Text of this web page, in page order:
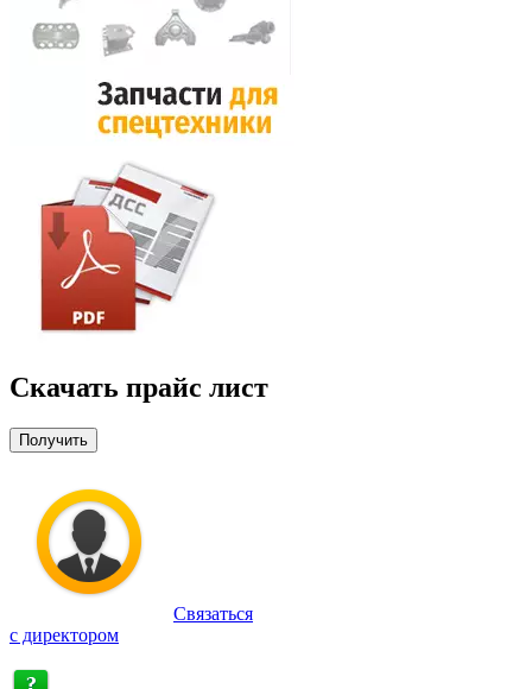
Скачать прайс лист
Получить
Связаться
с директором